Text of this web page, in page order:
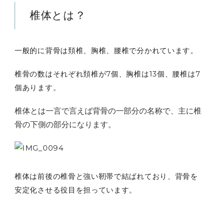
椎体とは？
一般的に背骨は頚椎、胸椎、腰椎で分かれています。
椎骨の数はそれぞれ頚椎が7個、胸椎は13個、腰椎は7
個あります。
椎体とは一言で言えば背骨の一部分の名称で、主に椎
骨の下側の部分になります。
椎体は前後の椎骨と強い靭帯で結ばれており、背骨を
安定化させる役目を担っています。